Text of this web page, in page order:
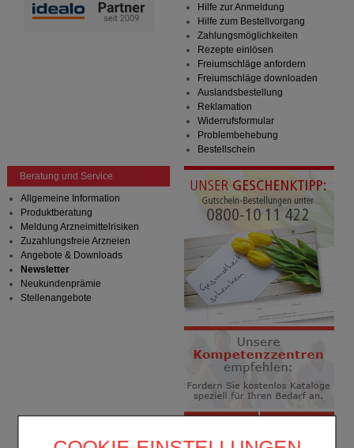
Hilfe zur Anmeldung
Hilfe zum Bestellvorgang
Zahlungsmöglichkeiten
Rezepte einlösen
Freiumschläge anfordern
Freiumschläge downloaden
Auslandsbestellung
Reklamation
Widerrufsformular
Problembehebung
Bestellschein
Beratung und Service
Allgemeine Information
Produktberatung
Meldung Arzneimittelrisiken
Zuzahlungsfreie Arzneien
Angebote & Downloads
Newsletter
Neukundenprämie
Stellenangebote